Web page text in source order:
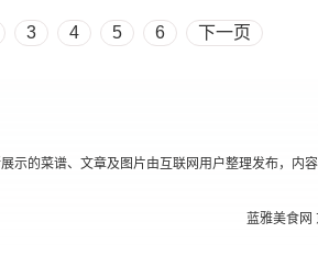
3 4 5 6 下一页
示的菜谱、文章及图片由互联网用户整理发布，内
蓝雅美食网